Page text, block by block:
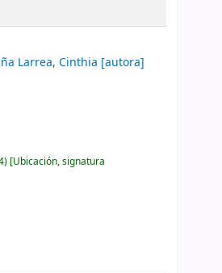
Larrea, Cinthia [autora]
Ubicación, signatura